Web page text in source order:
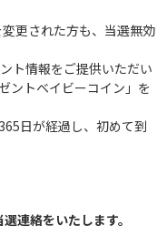
更された方も、当選無効
ト情報をご提供いただい
ントベイビーコイン」を
日が経過し、初めて到
連絡をいたします。